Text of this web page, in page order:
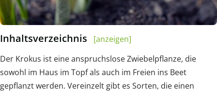
Inhaltsverzeichnis
[anzeigen]
Der Krokus ist eine anspruchslose Zwiebelpflanze, die
sowohl im Haus im Topf als auch im Freien ins Beet
gepflanzt werden. Vereinzelt gibt es Sorten, die einen